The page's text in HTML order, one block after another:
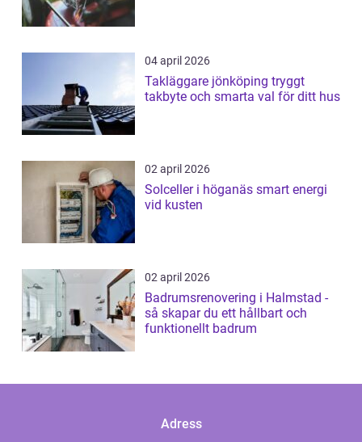
04 april 2026
Takläggare jönköping tryggt
takbyte och smarta val för ditt hus
02 april 2026
Solceller i höganäs smart energi
vid kusten
02 april 2026
Badrumsrenovering i Halmstad -
så skapar du ett hållbart och
funktionellt badrum
Adress